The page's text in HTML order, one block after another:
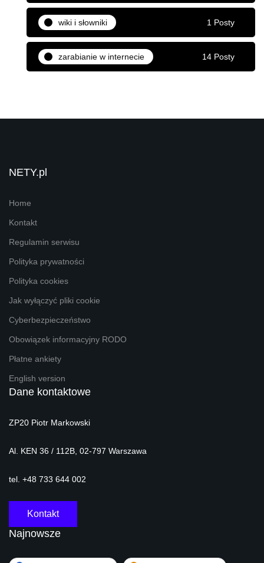
wiki i słowniki 1 Posty
zarabianie w internecie 14 Posty
NETY.pl
Home
Kontakt
Regulamin serwisu
Polityka prywatności
Polityka cookies
Jak wyłączyć pliki cookie
Cyberbezpieczeństwo
Obowiązek informacyjny RODO
Płatne ankiety
English version
Dane kontaktowe
ZP20 Piotr Markowski
Al. KEN 36 / 112B, 02-797 Warszawa
tel. +48 733 644 002
Kontakt
Najnowsze